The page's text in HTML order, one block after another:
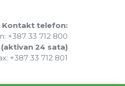
Kontakt telefon:
+387 33 712 800
(aktivan 24 sata)
+387 33 712 801